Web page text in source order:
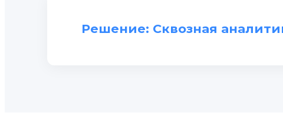
Решение: Сквозная